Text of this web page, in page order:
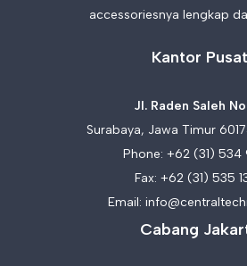
accessoriesnya lengkap
Kantor Pusat
Jl. Raden Saleh
Surabaya, Jawa Timur
Phone: +62 (31) 534
Fax: +62 (31) 535
Email:
Cabang